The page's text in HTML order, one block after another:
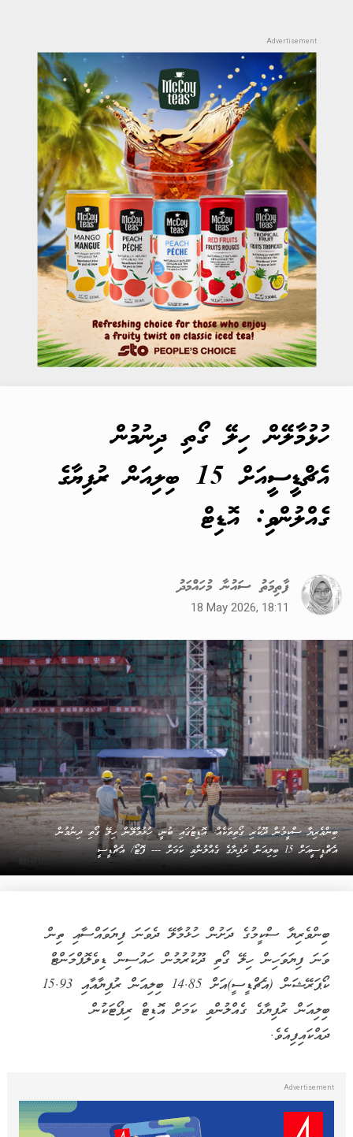
ހުޅުމާލޭން ހިލޭ ގޯތި ދިނުމުން
އެޗްޑީސީއަށް 15 ބިލިއަން ރުފިޔާގެ
ގެއްލުންވި: އޮޑިޓް
ފާތިމަތު ސައުނާ މުހައްމަދު
18 May 2026, 18:11
ބިންވެރިޔާ ސްކީމުން ދޫކުރި ގޯތިތަކެއް: އޮޑިޓުގައި ބުނީ، ހުޅުމާލޭން ހިލޭ ގޯތި ދިނުމުން
އެޗްޑީސީއަށް 15 ބިލިއަން ރުފިޔާގެ ގެއްލުންވި ކަމަށް --- ފޮޓޯ/ އެޗްޑީސީ
ބިންވެރިޔާ ސްކީމުގެ ދަށުން ހުޅުމާލޭ ދެވަނަ ފިޔަވައްސާއި ތިން
ވަނަ ފިޔަވަހިން ހިލޭ ގޯތި ދޫކުރުމުން ހައުސިން ޑިވެލޮޕްމަންޓް
ކޯޕަރޭޝަން (އެޗްޑީސީ)އަށް 14.85 ބިލިއަން ރުފިޔާއާއި 15.93
ބިލިއަން ރުފިޔާގެ ގެއްލުންވި ކަމަށް އޮޑިޓް ރިޕޯޓަކުން
ދައްކައިފިއެވެ.